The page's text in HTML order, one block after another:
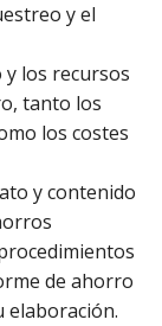
y el
los recursos
tanto los
los costes
y contenido
de ahorro
elaboración.